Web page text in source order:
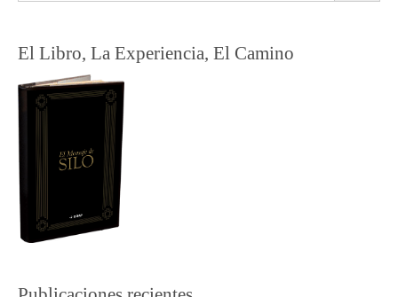
El Libro, La Experiencia, El Camino